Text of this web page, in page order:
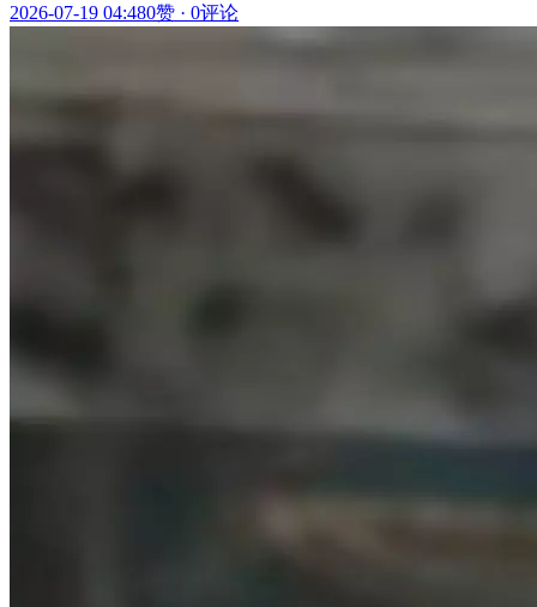
2026-07-19 04:480赞 · 0评论